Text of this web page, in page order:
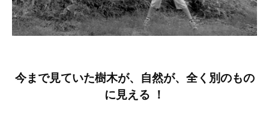
今まで見ていた樹木が、自然が、全く別のもの
に見える ！